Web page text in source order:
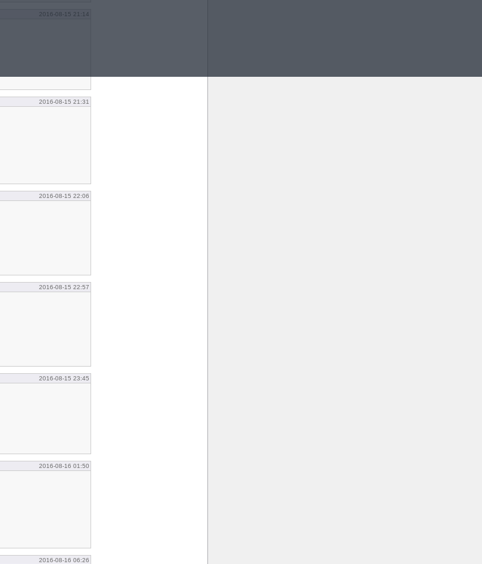
2016-08-15 21:14
2016-08-15 21:31
2016-08-15 22:06
2016-08-15 22:57
2016-08-15 23:45
2016-08-16 01:50
2016-08-16 06:26